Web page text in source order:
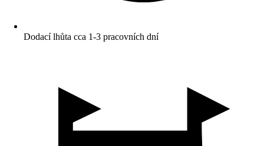
Dodací lhůta cca 1-3 pracovních dní